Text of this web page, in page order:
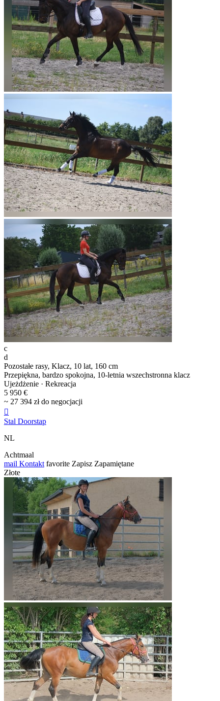
c
d
Pozostałe rasy, Klacz, 10 lat, 160 cm
Przepiękna, bardzo spokojna, 10-letnia wszechstronna klacz
Ujeżdżenie · Rekreacja
5 950 €
~ 27 394 zł do negocjacji

Stal Doorstap
NL
Achtmaal
mail Kontakt favorite Zapisz Zapamiętane
Złote